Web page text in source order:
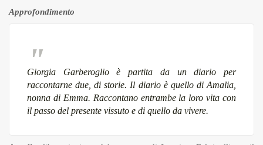
Approfondimento
Giorgia Garberoglio è partita da un diario per
raccontarne due, di storie. Il diario è quello di Amalia,
nonna di Emma. Raccontano entrambe la loro vita con
il passo del presente vissuto e di quello da vivere.